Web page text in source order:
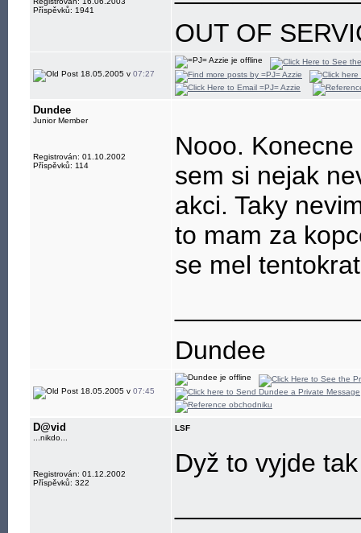
Příspěvků: 1941
OUT OF
18.05.2005 v 07:27
Dundee
Junior Member
Registrován: 01.10.2002
Příspěvků: 114
Nooo.
sem si nejak
akci. Taky
to mam za
se mel
Dundee
18.05.2005 v 07:45
D@vid
...nikdo...
Registrován: 01.12.2002
Příspěvků: 322
LSF
Dyž to vyjde